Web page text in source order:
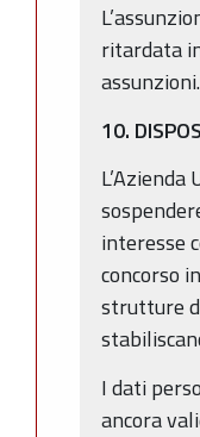
ritardata
assunzioni.
10.
interesse
concorso
strutture
I dati
ancora